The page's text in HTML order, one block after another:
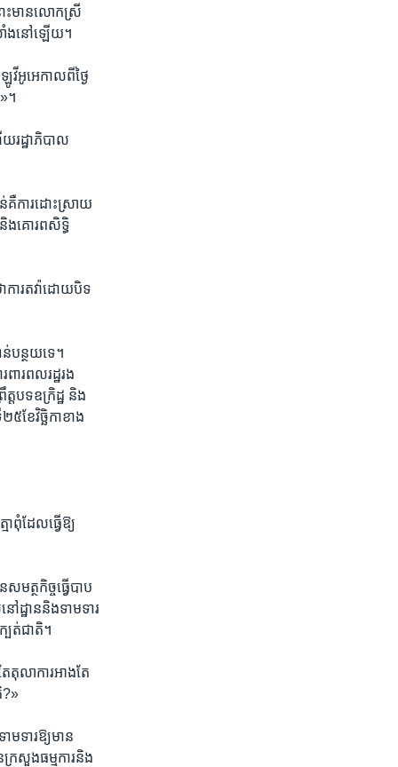
ោះមានលោកស្រី
ាំង​នៅឡើយ។
វីអូ​អេ​កាល​ពី​ថ្ងៃ​
។
យរដ្ឋាភិបាល
ការដោះស្រាយ​
ង​គោរព​សិទ្ធិ
ការតវ៉ា​ដោយ​បិទ​
ន់​បន្ថយ​ទេ។
ារ​ពលរដ្ឋ​រង
តបទឧក្រិដ្ឋ និង​
៥​ខែវិច្ឆិកា​ខាង
ា​ពុំដែល​ធ្វើ​ឱ្យ​
មត្ថកិច្ចធ្វើ​បាប
ដ្ឋាននិងទាមទារ
បត់​ជាតិ។
តុលាការ​អាង​តែ​
?»
មទារ​ឱ្យ​មាន
សួង​ធម្មការ​និង​